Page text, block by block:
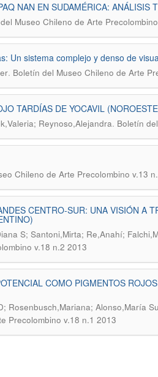
NAN EN SUDAMÉRICA: ANÁLISIS
Museo Chileno de Arte
Un sistema complejo y denso de
. Boletín del Museo Chileno de Arte
TARDÍAS DE YOCAVIL
Reynoso,Alejandra. Boletín
Chileno de Arte Precolombino v.13
CENTRO-SUR: UNA VISIÓN A
S; Santoni,Mirta; Re,Anahí;
v.18 n.2 2013
COMO PIGMENTOS
Rosenbusch,Mariana; Alonso,María
Precolombino v.18 n.1 2013